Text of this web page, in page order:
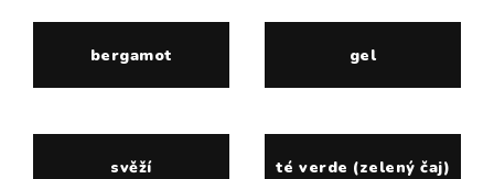
bergamot gel
svěží té verde (zelený čaj)